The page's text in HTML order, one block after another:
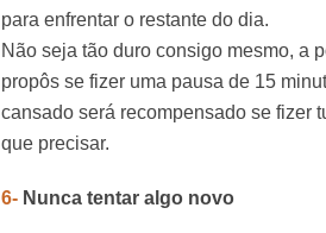
para enfrentar o restante do dia.
Não seja tão duro consigo mesmo, a
propôs se fizer uma pausa de 15
cansado será recompensado se fizer
que precisar.
6- Nunca tentar algo novo